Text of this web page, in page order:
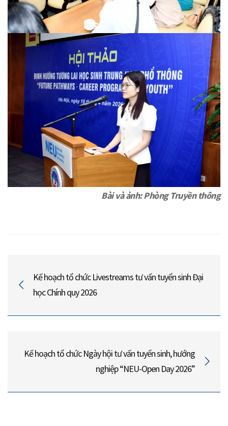
Bài và ảnh: Phòng Truyền thông
Kế hoạch tổ chức Livestreams tư vấn tuyển sinh Đại
học Chính quy 2026
Kế hoạch tổ chức Ngày hội tư vấn tuyển sinh, hướng
nghiệp “NEU-Open Day 2026”